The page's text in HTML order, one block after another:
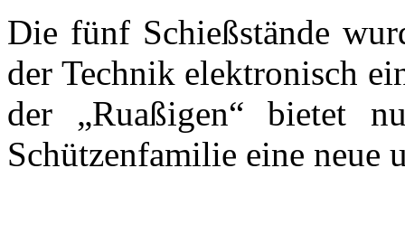
Die fünf Schießstände
der Technik elektronisch
der „Ruaßigen“ bietet
Schützenfamilie eine neue